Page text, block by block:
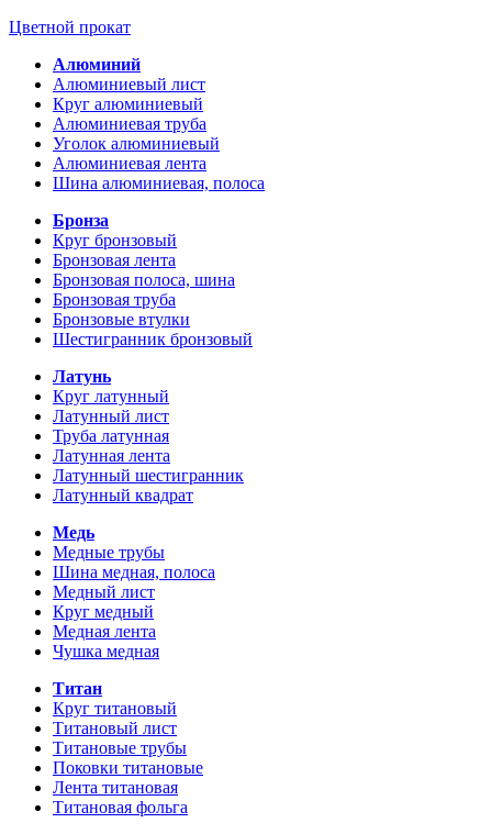
Цветной прокат
Алюминий
Алюминиевый лист
Круг алюминиевый
Алюминиевая труба
Уголок алюминиевый
Алюминиевая лента
Шина алюминиевая, полоса
Бронза
Круг бронзовый
Бронзовая лента
Бронзовая полоса, шина
Бронзовая труба
Бронзовые втулки
Шестигранник бронзовый
Латунь
Круг латунный
Латунный лист
Труба латунная
Латунная лента
Латунный шестигранник
Латунный квадрат
Медь
Медные трубы
Шина медная, полоса
Медный лист
Круг медный
Медная лента
Чушка медная
Титан
Круг титановый
Титановый лист
Титановые трубы
Поковки титановые
Лента титановая
Титановая фольга